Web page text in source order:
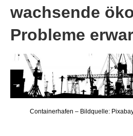
wachsende
Probleme
Containerhafen – Bildquelle: